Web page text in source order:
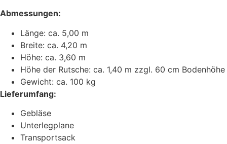
Abmessungen:
Länge: ca. 5,00 m
Breite: ca. 4,20 m
Höhe: ca. 3,60 m
Höhe der Rutsche: ca. 1,40 m zzgl. 60 cm Bodenhöhe
Gewicht: ca. 100 kg
Lieferumfang:
Gebläse
Unterlegplane
Transportsack